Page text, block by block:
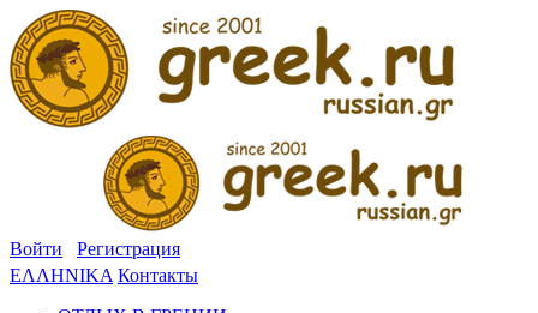
Войти
Регистрация
ΕΛΛΗΝΙΚΑ Контакты